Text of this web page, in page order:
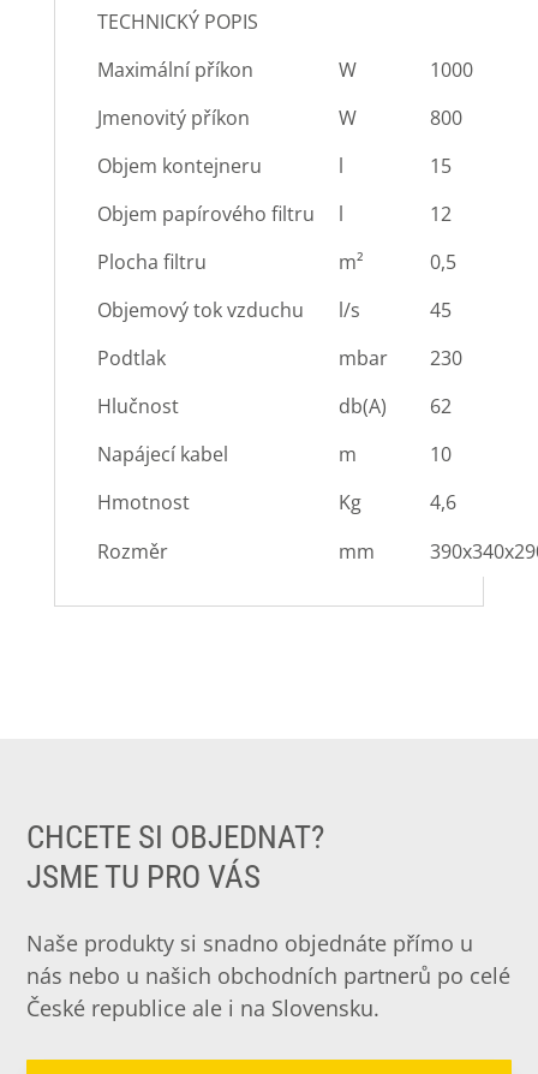
TECHNICKÝ POPIS
Maximální příkon
W
1000
Jmenovitý příkon
W
800
Objem kontejneru
l
15
Objem papírového filtru
l
12
Plocha filtru
m²
0,5
Objemový tok vzduchu
l/s
45
Podtlak
mbar
230
Hlučnost
db(A)
62
Napájecí kabel
m
10
Hmotnost
Kg
4,6
Rozměr
mm
CHCETE SI OBJEDNAT?
JSME TU PRO VÁS
Naše produkty si snadno objednáte přímo u
nás nebo u našich obchodních partnerů po celé
České republice ale i na Slovensku.